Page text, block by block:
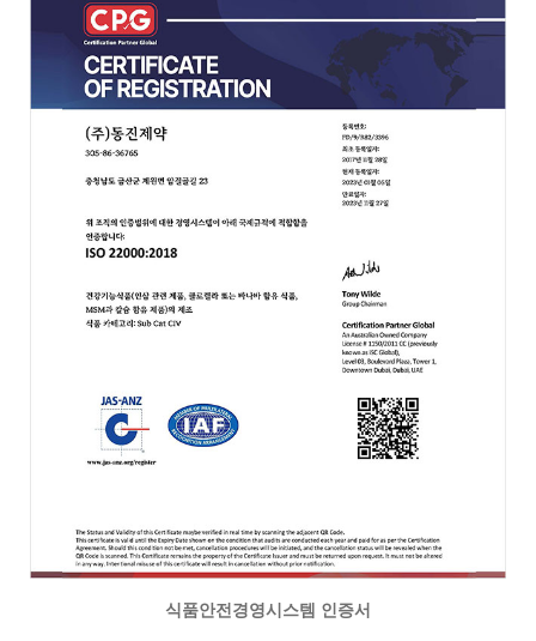
식품안전경영시스템 인증서